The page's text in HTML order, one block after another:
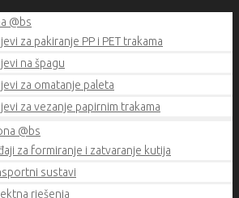
@bs
za pakiranje PP i PET trakama
na špagu
za omatanje paleta
za vezanje papirnim trakama
@bs
za formiranje i zatvaranje kutija
sustavi
rješenja